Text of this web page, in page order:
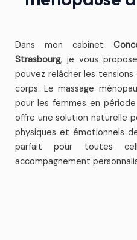
Dans mon cabinet
Strasbourg, je vous
pouvez relâcher les
corps. Le massage
pour les femmes en
offre une solution naturelle
physiques et émotionnels
parfait pour toutes
accompagnement